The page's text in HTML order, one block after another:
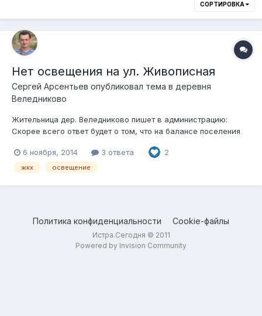
СОРТИРОВКА
Нет освещения на ул. Живописная
Сергей Арсентьев опубликовал тема в деревня
Веледниково
Жительница дер. Веледниково пишет в администрацию:
Скорее всего ответ будет о том, что на балансе поселения
6 ноября, 2014
3 ответа 2
жкх освещение
Политика конфиденциальности Cookie-файлы
Истра.Сегодня © 2011
Powered by Invision Community